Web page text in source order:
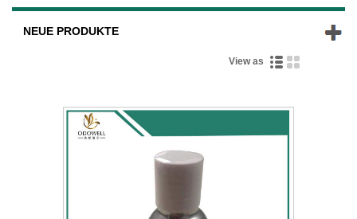
NEUE PRODUKTE
View as